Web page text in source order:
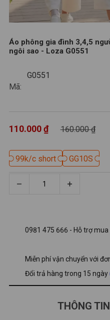
Áo phông gia đình 3,4,5
ngôi sao - Loza G0551
Mã:
160.000 ₫
110.000 ₫
0981 475 666 - Hỗ trợ
Miễn phí vận chuyển với
Đổi trả hàng trong 15 ngày
G0551
99k/c short
99k/c short GG10S
GG10S
THÔNG